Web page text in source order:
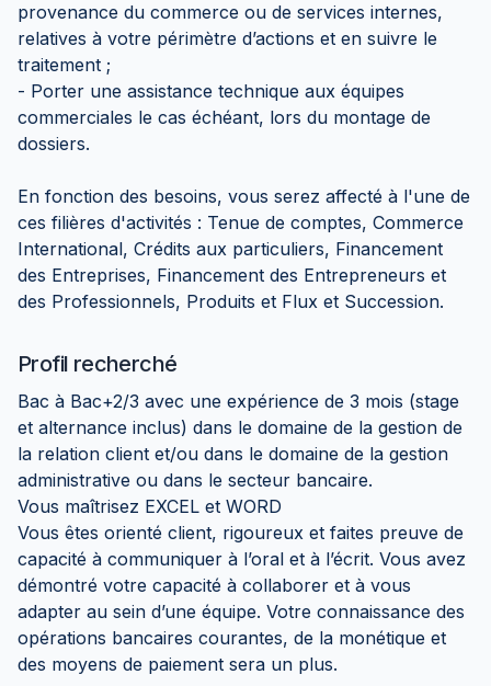
provenance du commerce ou de services internes,
relatives à votre périmètre d’actions et en suivre le
traitement ;
- Porter une assistance technique aux équipes
commerciales le cas échéant, lors du montage de
dossiers.
En fonction des besoins, vous serez affecté à l'une de
ces filières d'activités : Tenue de comptes, Commerce
International, Crédits aux particuliers, Financement
des Entreprises, Financement des Entrepreneurs et
des Professionnels, Produits et Flux et Succession.
Profil recherché
Bac à Bac+2/3 avec une expérience de 3 mois (stage
et alternance inclus) dans le domaine de la gestion de
la relation client et/ou dans le domaine de la gestion
administrative ou dans le secteur bancaire.
Vous maîtrisez EXCEL et WORD
Vous êtes orienté client, rigoureux et faites preuve de
capacité à communiquer à l’oral et à l’écrit. Vous avez
démontré votre capacité à collaborer et à vous
adapter au sein d’une équipe. Votre connaissance des
opérations bancaires courantes, de la monétique et
des moyens de paiement sera un plus.